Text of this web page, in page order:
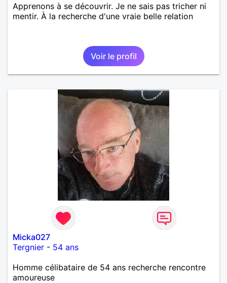
Apprenons à se découvrir. Je ne sais pas tricher ni
mentir. À la recherche d'une vraie belle relation
Voir le profil
Micka027
Tergnier - 54 ans
Homme célibataire de 54 ans recherche rencontre
amoureuse